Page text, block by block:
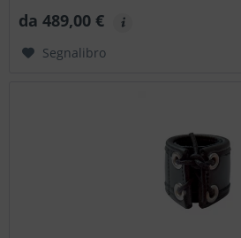
da 489,00 €
Segnalibro